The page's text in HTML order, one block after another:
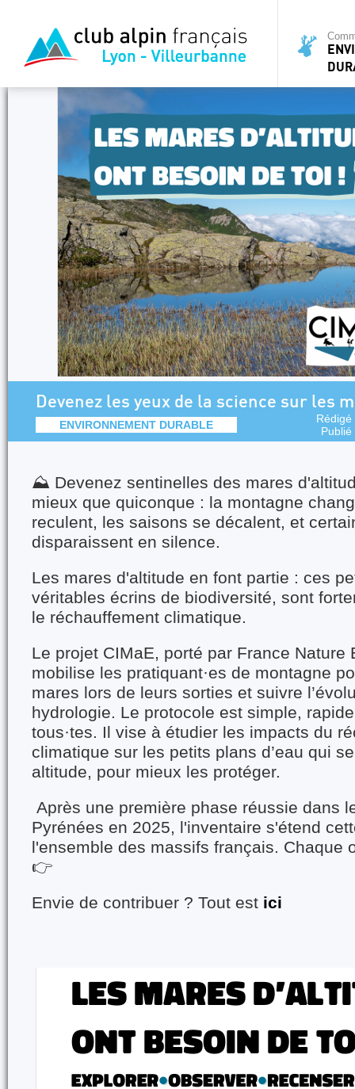
Devenez les yeux de la science sur les
ENVIRONNEMENT DURABLE
⛰️ Devenez sentinelles des mares
mieux que quiconque : la montagne
reculent, les saisons se décalent, et
disparaissent en silence.
Les mares d'altitude en font partie : ces
véritables écrins de biodiversité, sont
le réchauffement climatique.
Le projet CIMaE, porté par France Nature
mobilise les pratiquant·es de montagne
mares lors de leurs sorties et suivre
hydrologie. Le protocole est simple,
tous·tes. Il vise à étudier les impacts du
climatique sur les petits plans d’eau qui
altitude, pour mieux les protéger.
Après une première phase réussie dans
Pyrénées en 2025, l'inventaire s'étend
l'ensemble des massifs français. Chaque
👉
Envie de contribuer ? Tout est ici